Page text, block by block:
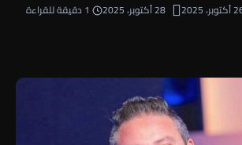
2025 28 أكتوبر، 2025
1 دقيقة للقراءة